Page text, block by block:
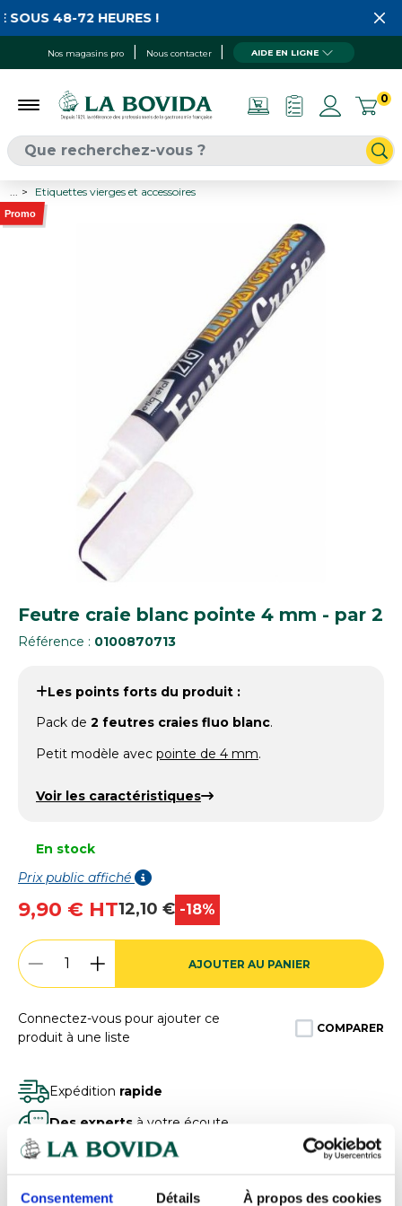
Consentement Détails À propos des cookies
Nos magasins pro Nous contacter AIDE EN LIGNE
0
48-72 HEURES !
Etiquettes vierges et accessoires
Promo
Feutre craie blanc pointe 4 mm - par 2
Référence : 0100870713
Les points forts du produit :
Pack de 2 feutres craies fluo blanc.
Petit modèle avec pointe de 4 mm.
Voir les caractéristiques
En stock
Prix public affiché
9,90 € HT12,10 € -18%
AJOUTER AU PANIER
Connectez-vous pour ajouter ce
produit à une liste
COMPARER
Expédition rapide
Des experts à votre écoute
Paiement100% sécurisé